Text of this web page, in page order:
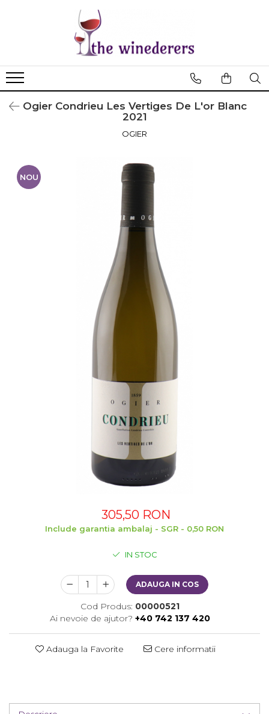
Ogier Condrieu Les Vertiges De L'or Blanc
2021
OGIER
NOU
305,50 RON
Include garantia ambalaj - SGR - 0,50 RON
IN STOC
ADAUGA IN COS
Cod Produs: 00000521
Ai nevoie de ajutor? +40 742 137 420
Adauga la Favorite Cere informatii